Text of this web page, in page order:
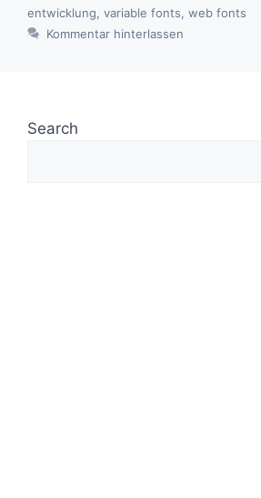
entwicklung, variable fonts, web fonts
Kommentar hinterlassen
Search